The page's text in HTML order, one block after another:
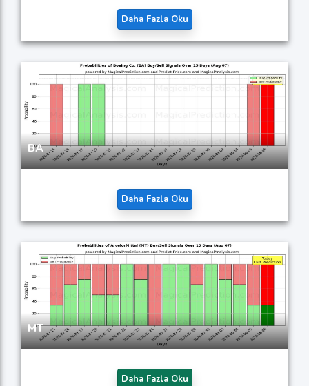
Daha Fazla Oku
BA
Daha Fazla Oku
MT
Daha Fazla Oku